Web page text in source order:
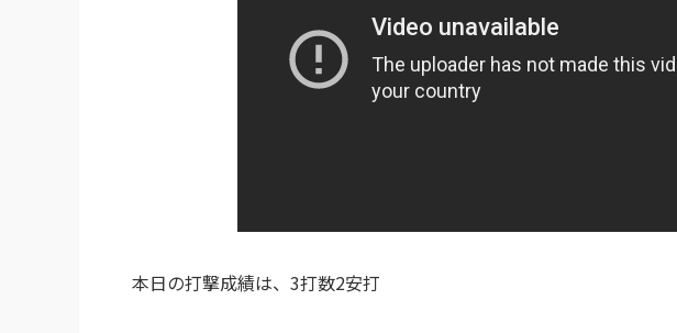
本日の打撃成績は、3打数2安打